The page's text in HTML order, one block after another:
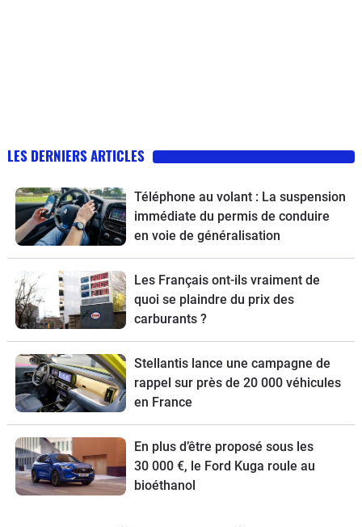
LES DERNIERS ARTICLES
Téléphone au volant : La suspension
immédiate du permis de conduire
en voie de généralisation
Les Français ont-ils vraiment de
quoi se plaindre du prix des
carburants ?
Stellantis lance une campagne de
rappel sur près de 20 000 véhicules
en France
En plus d’être proposé sous les
30 000 €, le Ford Kuga roule au
bioéthanol